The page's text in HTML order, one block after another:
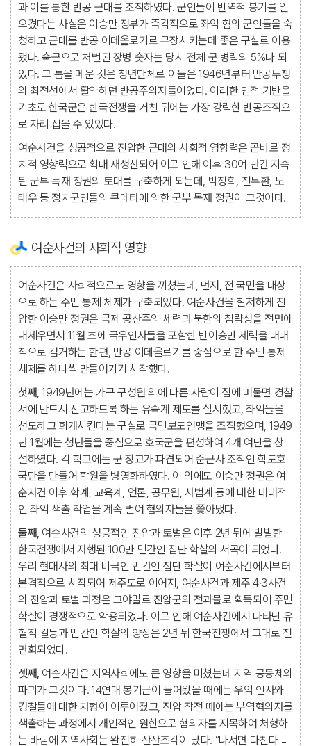
과 이를 통한 반공 군대를 조직하였다. 군인들이 반역적 봉기를 일
으켰다는 사실은 이승만 정부가 즉각적으로 좌익 혐의 군인들을 숙
청하고 군대를 반공 이데올로기로 무장시키는데 좋은 구실로 이용
됐다. 숙군으로 처벌된 장병 숫자는 당시 전체 군 병력의 5%나 되
었다. 그 틈을 메운 것은 청년단체로 이들은 1946년부터 반공투쟁
의 최전선에서 활약하던 반공주의자들이었다. 이러한 인적 기반을
기초로 한국군은 한국전쟁을 거친 뒤에는 가장 강력한 반공조직으
로 자리 잡을 수 있었다.
여순사건을 성공적으로 진압한 군대의 사회적 영향력은 곧바로 정
치적 영향력으로 확대 재생산되어 이로 인해 이후 30여 년간 지속
된 군부 독재 정권의 토대를 구축하게 되는데, 박정희, 전두환, 노
태우 등 정치군인들의 쿠데타에 의한 군부 독재 정권이 그것이다.
여순사건의 사회적 영향
여순사건은 사회적으로도 영향을 끼쳤는데, 먼저, 전 국민을 대상
으로 하는 주민 통제 체제가 구축되었다. 여순사건을 철저하게 진
압한 이승만 정권은 국제 공산주의 세력과 북한의 침략성을 전면에
내세우면서 11월 초에 극우인사들을 포함한 반이승만 세력을 대대
적으로 검거하는 한편, 반공 이데올로기를 중심으로 한 주민 통제
체제를 하나씩 만들어가기 시작했다.
첫째, 1949년에는 가구 구성원 외에 다른 사람이 집에 머물면 경찰
서에 반드시 신고하도록 하는 유숙계 제도를 실시했고, 좌익들을
선도하고 회개시킨다는 구실로 국민보도연맹을 조직했으며, 1949
년 1월에는 청년들을 중심으로 호국군을 편성하여 4개 여단을 창
설하였다. 각 학교에는 군 장교가 파견되어 준군사 조직인 학도호
국단을 만들어 학원을 병영화하였다. 이 외에도 이승만 정권은 여
순사건 이후 학계, 교육계, 언론, 공무원, 사법계 등에 대한 대대적
인 좌익 색출 작업을 계속 벌여 혐의자들을 쫓아냈다.
둘째, 여순사건의 성공적인 진압과 토벌은 이후 2년 뒤에 발발한
한국전쟁에서 자행된 100만 민간인 집단 학살의 서곡이 되었다.
우리 현대사의 최대 비극인 민간인 집단 학살이 여순사건에서부터
본격적으로 시작되어 제주도로 이어져, 여순사건과 제주 4·3사건
의 진압과 토벌 과정은 그야말로 진압군의 전과물로 획득되어 주민
학살이 경쟁적으로 악용되었다. 이로 인해 여순사건에서 나타난 유
혈적 갈등과 민간인 학살의 양상은 2년 뒤 한국전쟁에서 그대로 전
면화되었다.
셋째, 여순사건은 지역사회에도 큰 영향을 미쳤는데 지역 공동체의
파괴가 그것이다. 14연대 봉기군이 들어왔을 때에는 우익 인사와
경찰들에 대한 처형이 이루어졌고, 진압 작전 때에는 부역혐의자를
색출하는 과정에서 개인적인 원한으로 혐의자를 지목하여 처형하
는 바람에 지역사회는 완전히 산산조각이 났다. “나서면 다친다 =